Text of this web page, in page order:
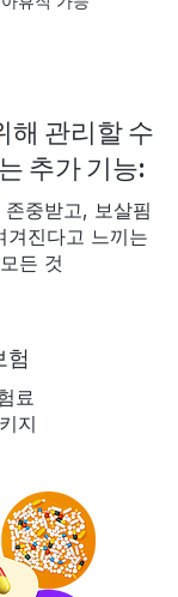
해 관리할 수
추가 기능:
중받고, 보살핌
겨진다고 느끼는
든 것
험
료
지